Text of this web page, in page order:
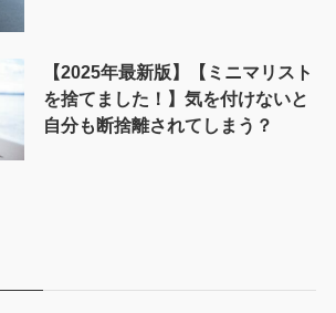
【2025年最新版】【ミニマリスト
を捨てました！】気を付けないと
自分も断捨離されてしまう？